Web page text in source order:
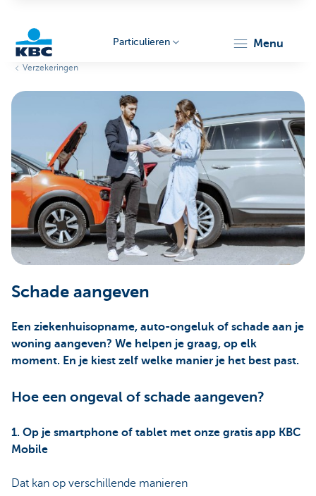
Particulieren
Particulieren menu
Verzekeringen
Schade aangeven
Een ziekenhuisopname, auto-ongeluk of schade aan je
woning aangeven? We helpen je graag, op elk
moment. En je kiest zelf welke manier je het best past.
Hoe een ongeval of schade aangeven?
1. Op je smartphone of tablet met onze gratis app KBC
Mobile
Dat kan op verschillende manieren